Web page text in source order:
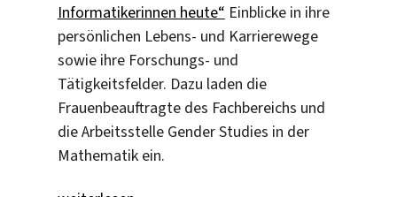
Informatikerinnen heute“ Einblicke in ihre
persönlichen Lebens- und Karrierewege
sowie ihre Forschungs- und
Tätigkeitsfelder. Dazu laden die
Frauenbeauftragte des Fachbereichs und
die Arbeitsstelle Gender Studies in der
Mathematik ein.